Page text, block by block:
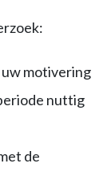
motivering
nuttig
de